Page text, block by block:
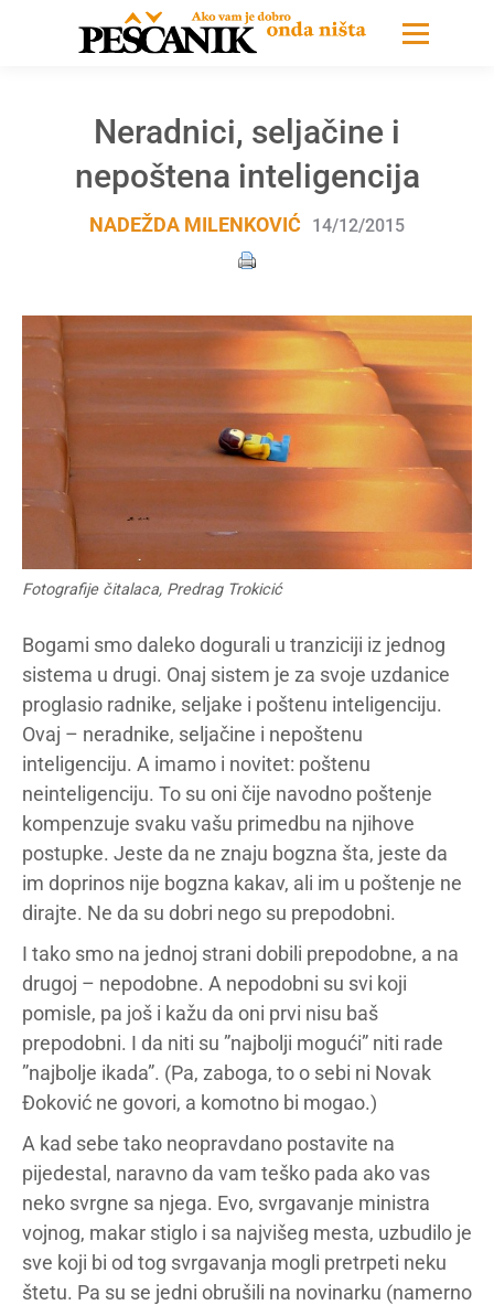
Neradnici, seljačine i
nepoštena inteligencija
NADEŽDA MILENKOVIĆ 14/12/2015
Fotografije čitalaca, Predrag Trokicić
Bogami smo daleko dogurali u tranziciji iz jednog
sistema u drugi. Onaj sistem je za svoje uzdanice
proglasio radnike, seljake i poštenu inteligenciju.
Ovaj – neradnike, seljačine i nepoštenu
inteligenciju. A imamo i novitet: poštenu
neinteligenciju. To su oni čije navodno poštenje
kompenzuje svaku vašu primedbu na njihove
postupke. Jeste da ne znaju bogzna šta, jeste da
im doprinos nije bogzna kakav, ali im u poštenje ne
dirajte. Ne da su dobri nego su prepodobni.
I tako smo na jednoj strani dobili prepodobne, a na
drugoj – nepodobne. A nepodobni su svi koji
pomisle, pa još i kažu da oni prvi nisu baš
prepodobni. I da niti su ”najbolji mogući” niti rade
”najbolje ikada”. (Pa, zaboga, to o sebi ni Novak
Đoković ne govori, a komotno bi mogao.)
A kad sebe tako neopravdano postavite na
pijedestal, naravno da vam teško pada ako vas
neko svrgne sa njega. Evo, svrgavanje ministra
vojnog, makar stiglo i sa najvišeg mesta, uzbudilo je
sve koji bi od tog svrgavanja mogli pretrpeti neku
štetu. Pa su se jedni obrušili na novinarku (namerno